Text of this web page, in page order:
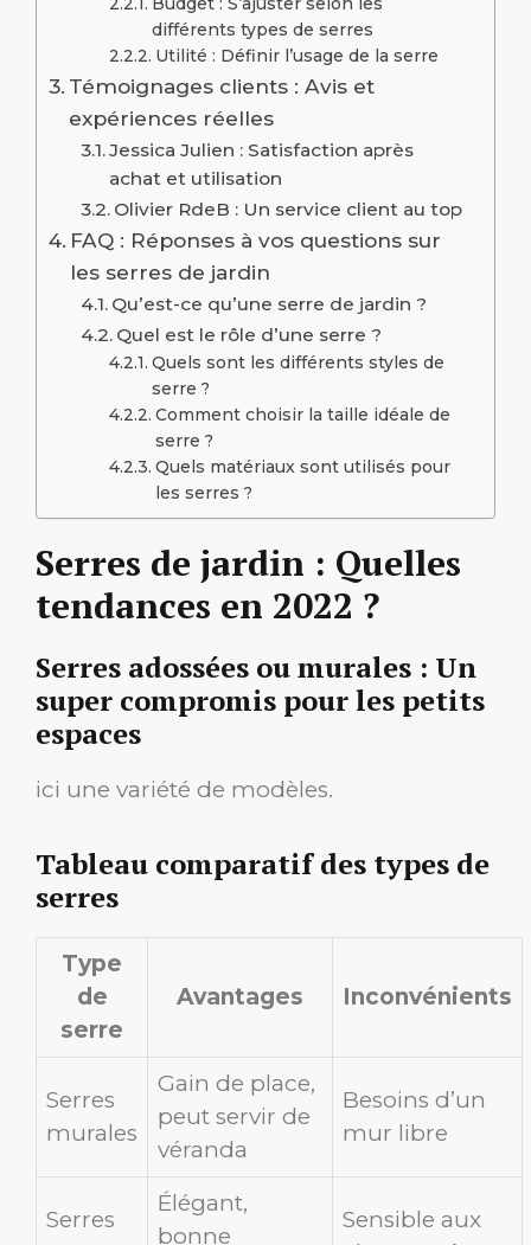
différents types de serres
Utilité : Définir l’usage de la serre
Témoignages clients : Avis et
expériences réelles
Jessica Julien : Satisfaction après
achat et utilisation
Olivier RdeB : Un service client au top
FAQ : Réponses à vos questions sur
les serres de jardin
Qu’est-ce qu’une serre de jardin ?
Quel est le rôle d’une serre ?
Quels sont les différents styles de
serre ?
Comment choisir la taille idéale de
serre ?
Quels matériaux sont utilisés pour
les serres ?
Serres de jardin : Quelles
tendances en 2022 ?
Serres adossées ou murales : Un
super compromis pour les petits
espaces
ici une variété de modèles.
Tableau comparatif des types de
serres
Type
de
serre
Avantages Inconvénients
Serres
murales
Gain de place,
peut servir de
véranda
Besoins d’un
mur libre
Serres
Élégant,
bonne
Sensible aux